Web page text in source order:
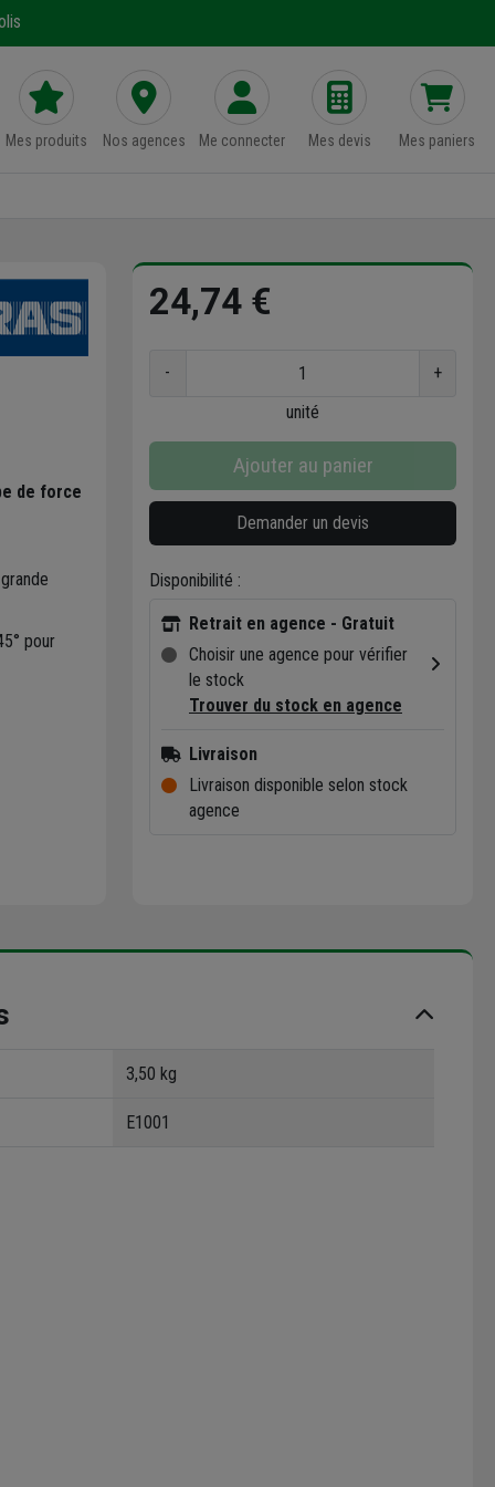
Mes produits Nos agences Me connecter Mes devis Mes paniers
de force
pour
24,74 €
-
+
unité
Ajouter au panier
Demander un devis
Disponibilité :
Retrait en agence - Gratuit
Choisir une agence pour vérifier
le stock
Trouver du stock en agence
Livraison
Livraison disponible selon stock
agence
3,50 kg
E1001